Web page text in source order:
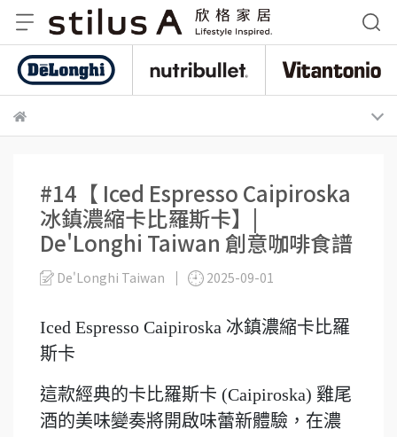
De
#14【 Iced Espresso Caipiroska
冰鎮濃縮卡比羅斯卡】|
De'Longhi Taiwan 創意咖啡食譜
De'Longhi Taiwan 2025-09-01
Iced Espresso Caipiroska 冰鎮濃縮卡比羅
斯卡
這款經典的卡比羅斯卡 (Caipiroska) 雞尾
酒的美味變奏將開啟味蕾新體驗，在濃